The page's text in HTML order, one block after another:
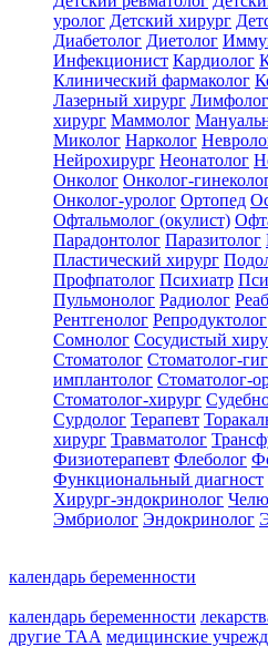
уролог Детский хирург
Диабетолог Диетолог
Инфекционист Кардиолог
Клинический фармаколог
Лазерный хирург Лимфолог
хирург Маммолог
Миколог Нарколог
Нейрохирург Неонатолог
Онколог Онколог-
Онколог-уролог Ортопед
Офтальмолог (окулист)
Парадонтолог Паразитолог
Пластический хирург
Профпатолог Психиатр
Пульмонолог Радиолог
Рентгенолог Репродуктолог
Сомнолог Сосудистый
Стоматолог Стоматолог-
имплантолог Стоматолог-
Стоматолог-хирург
Сурдолог Терапевт
хирург Травматолог
Физиотерапевт Флеболог
Функциональный диагност
Хирург-эндокринолог
Эмбриолог Эндокринолог
календарь беременности
календарь беременности
другие ТАА медицинские